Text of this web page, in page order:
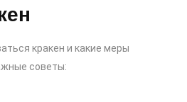
кракен и какие меры
советы: